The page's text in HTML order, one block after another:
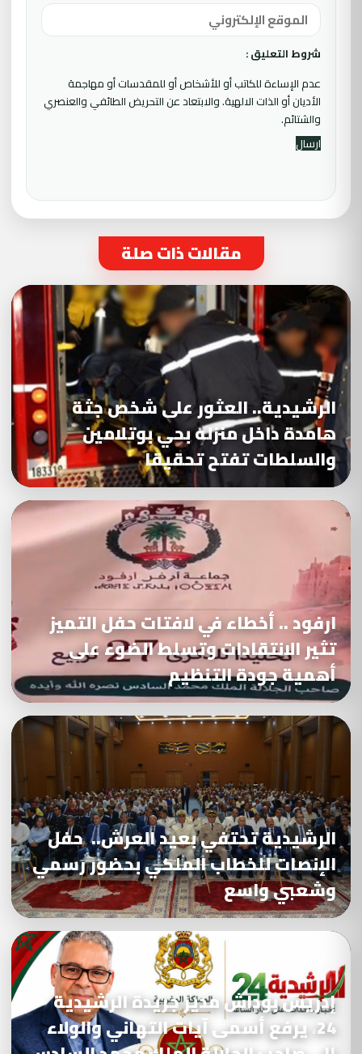
شروط التعليق :
عدم الإساءة للكاتب أو للأشخاص أو للمقدسات أو مهاجمة
الأديان أو الذات الالهية. والابتعاد عن التحريض الطائفي والعنصري
والشتائم.
مقالات ذات صلة
الرشيدية.. العثور على شخص جثة
هامدة داخل منزله بحي بوتلامين
والسلطات تفتح تحقيقا
ارفود .. أخطاء في لافتات حفل التميز
تثير الانتقادات وتسلط الضوء على
أهمية جودة التنظيم
الرشيدية تحتفي بعيد العرش.. حفل
الإنصات للخطاب الملكي بحضور رسمي
وشعبي واسع
إدريس بوداش مدير جريدة الرشيدية
24، يرفع أسمى آيات التهاني والولاء